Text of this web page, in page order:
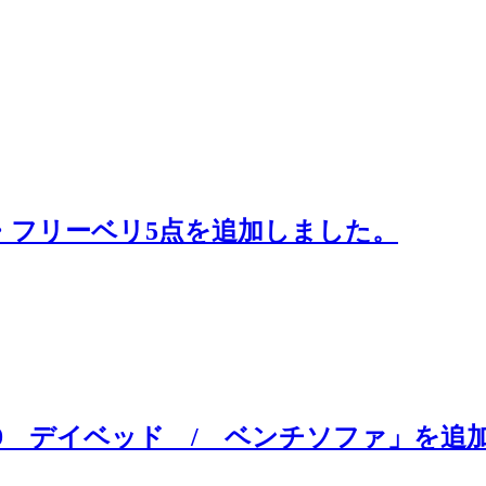
リーベリ5点を追加しました。
デイベッド / ベンチソファ」を追